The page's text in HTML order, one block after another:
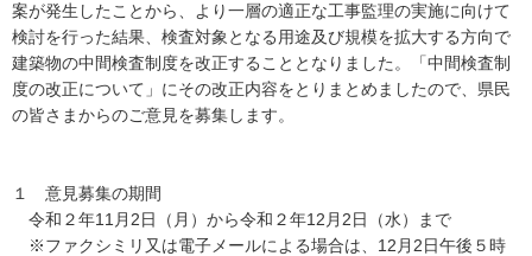
案が発生したことから、より一層の適正な工事監理の実施に向けて
検討を行った結果、検査対象となる用途及び規模を拡大する方向で
建築物の中間検査制度を改正することとなりました。「中間検査制
度の改正について」にその改正内容をとりまとめましたので、県民
の皆さまからのご意見を募集します。
１ 意見募集の期間
令和２年11月2日（月）から令和２年12月2日（水）まで
※ファクシミリ又は電子メールによる場合は、12月2日午後５時